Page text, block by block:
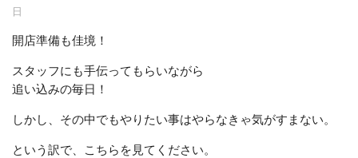
日
開店準備も佳境！
スタッフにも手伝ってもらいながら
追い込みの毎日！
しかし、その中でもやりたい事はやらなきゃ気がすまない。
という訳で、こちらを見てください。